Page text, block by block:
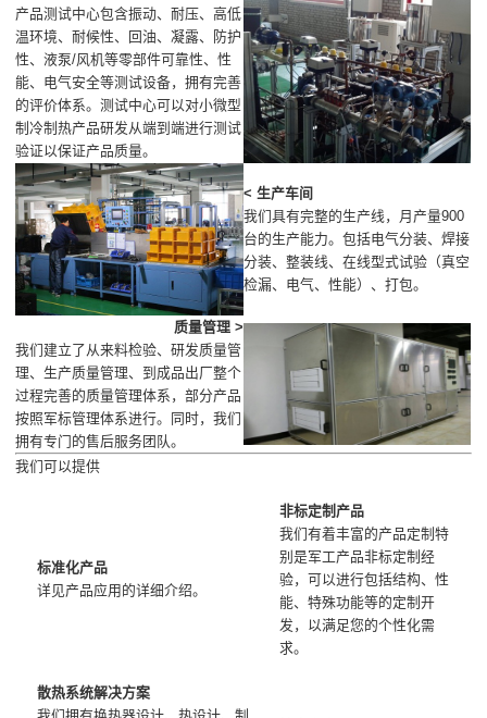
产品测试中心包含振动、耐压、高低
温环境、耐候性、回油、凝露、防护
性、液泵/风机等零部件可靠性、性
能、电气安全等测试设备，拥有完善
的评价体系。测试中心可以对小微型
制冷制热产品研发从端到端进行测试
验证以保证产品质量。
< 生产车间
我们具有完整的生产线，月产量900
台的生产能力。包括电气分装、焊接
分装、整装线、在线型式试验（真空
检漏、电气、性能）、打包。
质量管理 >
我们建立了从来料检验、研发质量管
理、生产质量管理、到成品出厂整个
过程完善的质量管理体系，部分产品
按照军标管理体系进行。同时，我们
拥有专门的售后服务团队。
我们可以提供
标准化产品
详见产品应用 的详细介绍。
非标定制产品
我们有着丰富的产品定制特
别是军工产品非标定制经
验，可以进行包括结构、性
能、特殊功能等的定制开
发，以满足您的个性化需
求。
散热系统解决方案